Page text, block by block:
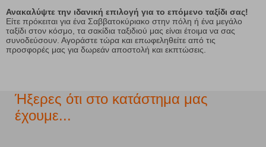
Ανακαλύψτε την ιδανική επιλογή για το επόμενο ταξίδι σας!
Είτε πρόκειται για ένα Σαββατοκύριακο στην πόλη ή ένα μεγάλο
ταξίδι στον κόσμο, τα σακίδια ταξιδιού μας είναι έτοιμα να σας
συνοδεύσουν. Αγοράστε τώρα και επωφεληθείτε από τις
προσφορές μας για δωρεάν αποστολή και εκπτώσεις.
Ήξερες ότι στο κατάστημα μας
έχουμε...